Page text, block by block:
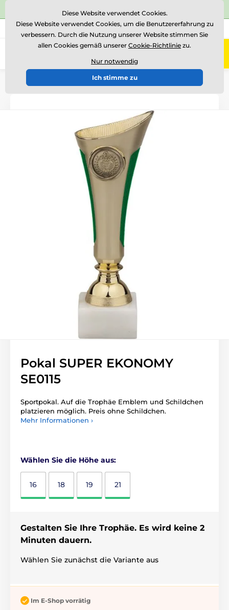
⭐Siehe 504 verifizierte Bewertungen auf
Rufen Sie uns an (Mo-Fr 15-18) +43 676 361 37 22
0
Einführung Pokale "SUPER EKONOMY"
Pokal SUPER EKONOMY
SE0115
Sportpokal. Auf die Trophäe Emblem und Schildchen
platzieren möglich. Preis ohne Schildchen.
Mehr Informationen ›
Wählen Sie die Höhe aus:
16 18 19 21
Gestalten Sie Ihre Trophäe. Es wird keine 2
Minuten dauern.
Wählen Sie zunächst die Variante aus
Im E-Shop vorrätig
Diese Website verwendet Cookies.
Diese Website verwendet Cookies, um die Benutzererfahrung zu
verbessern. Durch die Nutzung unserer Website stimmen Sie
allen Cookies gemäß unserer Cookie-Richtlinie zu.
Nur notwendig
Ich stimme zu